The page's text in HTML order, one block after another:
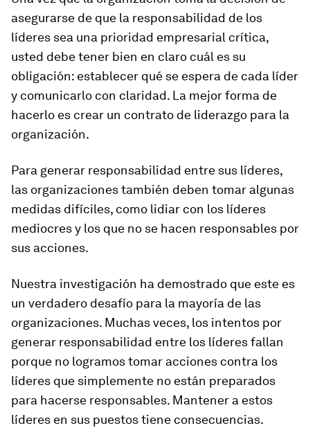
asegurarse de que la responsabilidad de los
líderes sea una prioridad empresarial crítica,
usted debe tener bien en claro cuál es su
obligación: establecer qué se espera de cada líder
y comunicarlo con claridad. La mejor forma de
hacerlo es crear un contrato de liderazgo para la
organización.
Para generar responsabilidad entre sus líderes,
las organizaciones también deben tomar algunas
medidas difíciles, como lidiar con los líderes
mediocres y los que no se hacen responsables por
sus acciones.
Nuestra investigación ha demostrado que este es
un verdadero desafío para la mayoría de las
organizaciones. Muchas veces, los intentos por
generar responsabilidad entre los líderes fallan
porque no logramos tomar acciones contra los
líderes que simplemente no están preparados
para hacerse responsables. Mantener a estos
líderes en sus puestos tiene consecuencias.